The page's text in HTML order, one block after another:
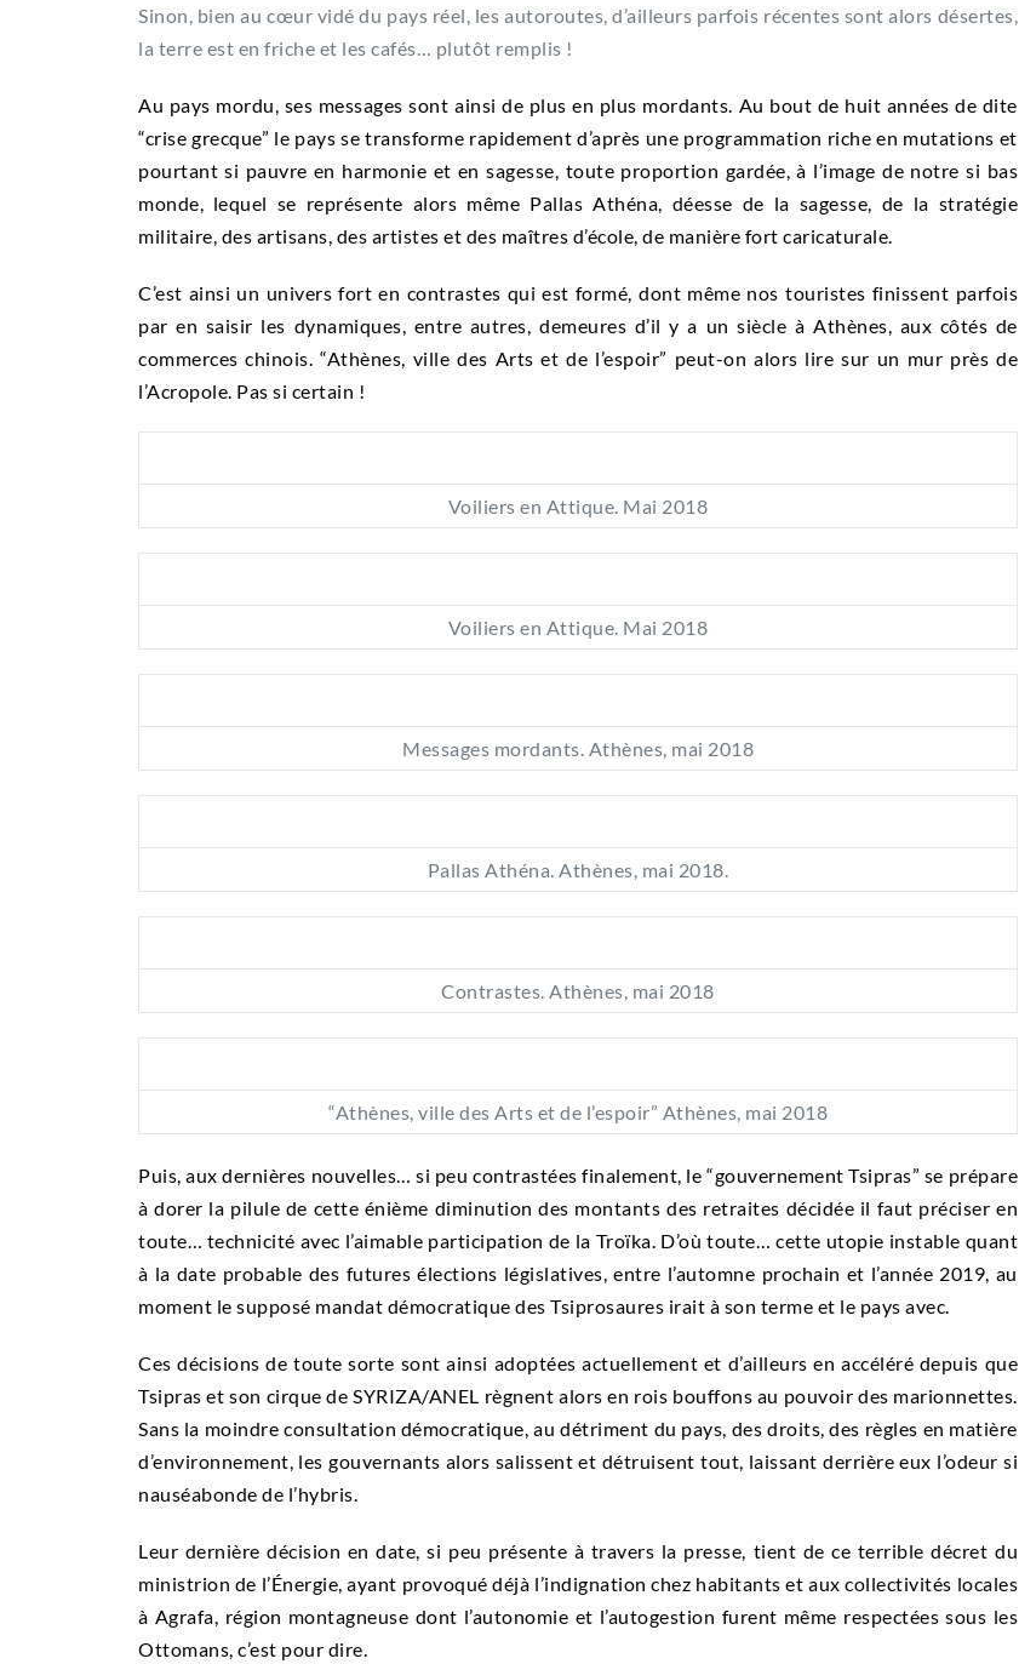
Sinon, bien au cœur vidé du pays réel, les autoroutes, d’ailleurs parfois récentes sont alors désertes,
la terre est en friche et les cafés… plutôt remplis !
Au pays mordu, ses messages sont ainsi de plus en plus mordants. Au bout de huit années de dite
“crise grecque” le pays se transforme rapidement d’après une programmation riche en mutations et
pourtant si pauvre en harmonie et en sagesse, toute proportion gardée, à l’image de notre si bas
monde, lequel se représente alors même Pallas Athéna, déesse de la sagesse, de la stratégie
militaire, des artisans, des artistes et des maîtres d’école, de manière fort caricaturale.
C’est ainsi un univers fort en contrastes qui est formé, dont même nos touristes finissent parfois
par en saisir les dynamiques, entre autres, demeures d’il y a un siècle à Athènes, aux côtés de
commerces chinois. “Athènes, ville des Arts et de l’espoir” peut-on alors lire sur un mur près de
l’Acropole. Pas si certain !
Voiliers en Attique. Mai 2018
Voiliers en Attique. Mai 2018
Messages mordants. Athènes, mai 2018
Pallas Athéna. Athènes, mai 2018.
Contrastes. Athènes, mai 2018
“Athènes, ville des Arts et de l’espoir” Athènes, mai 2018
Puis, aux dernières nouvelles… si peu contrastées finalement, le “gouvernement Tsipras” se prépare
à dorer la pilule de cette énième diminution des montants des retraites décidée il faut préciser en
toute… technicité avec l’aimable participation de la Troïka. D’où toute… cette utopie instable quant
à la date probable des futures élections législatives, entre l’automne prochain et l’année 2019, au
moment le supposé mandat démocratique des Tsiprosaures irait à son terme et le pays avec.
Ces décisions de toute sorte sont ainsi adoptées actuellement et d’ailleurs en accéléré depuis que
Tsipras et son cirque de SYRIZA/ANEL règnent alors en rois bouffons au pouvoir des marionnettes.
Sans la moindre consultation démocratique, au détriment du pays, des droits, des règles en matière
d’environnement, les gouvernants alors salissent et détruisent tout, laissant derrière eux l’odeur si
nauséabonde de l’hybris.
Leur dernière décision en date, si peu présente à travers la presse, tient de ce terrible décret du
ministrion de l’Énergie, ayant provoqué déjà l’indignation chez habitants et aux collectivités locales
à Agrafa, région montagneuse dont l’autonomie et l’autogestion furent même respectées sous les
Ottomans, c’est pour dire.